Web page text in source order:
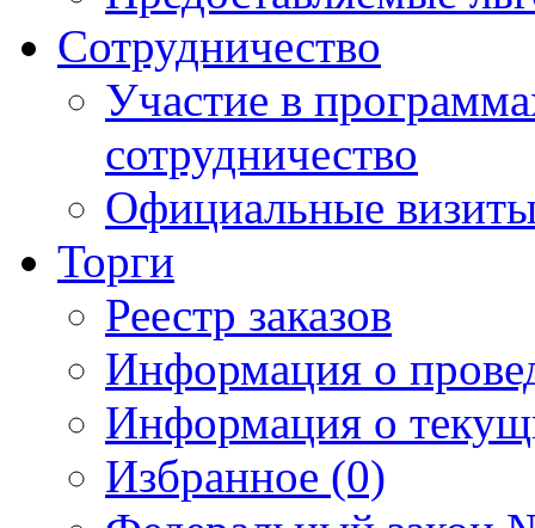
Сотрудничество
Участие в
сотрудничество
Официальные
Торги
Реестр заказов
Информация о
Информация о
Избранное (0)